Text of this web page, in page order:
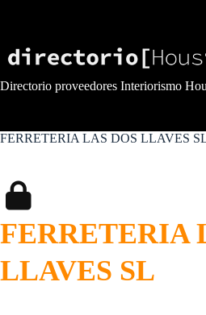
Directorio proveedores Interiorismo
FERRETERIA LAS DOS LLAVES
FERRETERIA
LLAVES SL